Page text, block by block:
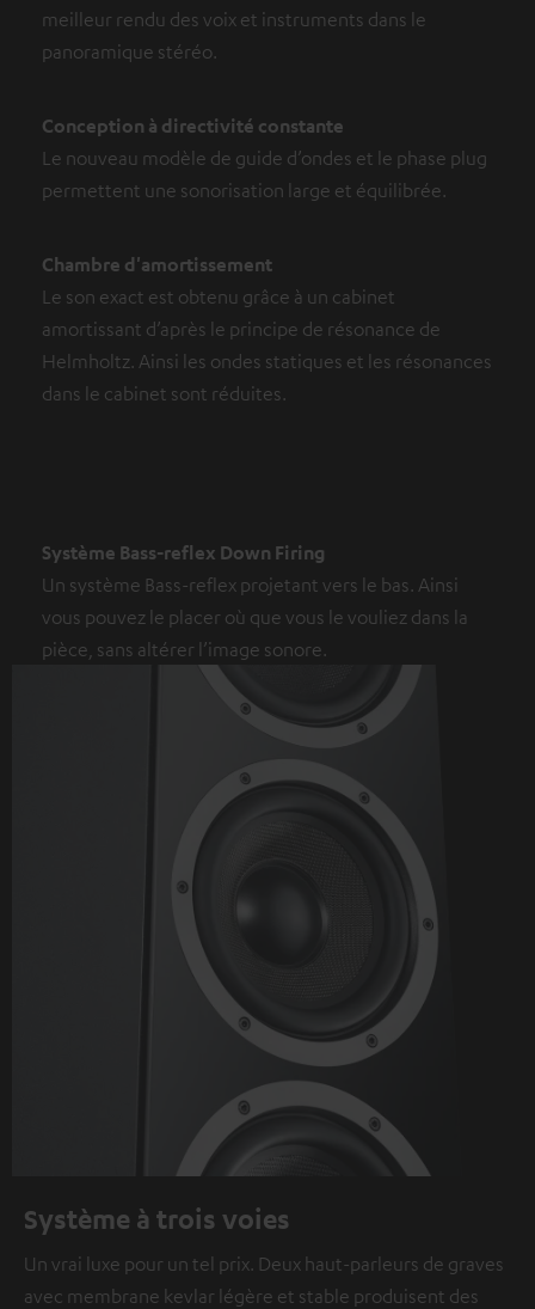
meilleur rendu des voix et instruments dans le
panoramique stéréo.
Conception à directivité constante
Le nouveau modèle de guide d’ondes et le phase plug
permettent une sonorisation large et équilibrée.
Chambre d'amortissement
Le son exact est obtenu grâce à un cabinet
amortissant d’après le principe de résonance de
Helmholtz. Ainsi les ondes statiques et les résonances
dans le cabinet sont réduites.
Système Bass-reflex Down Firing
Un système Bass-reflex projetant vers le bas. Ainsi
vous pouvez le placer où que vous le vouliez dans la
pièce, sans altérer l’image sonore.
Système à trois voies
Un vrai luxe pour un tel prix. Deux haut-parleurs de graves
avec membrane kevlar légère et stable produisent des